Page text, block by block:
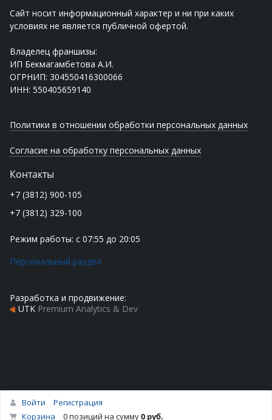
Сайт носит информационный характер и ни при каких
условиях не является публичной офертой.
Владелец франшизы:
ИП Бекмагамбетова А.И.
ОГРНИП: 304550416300066
ИНН: 550405659140
Политики в отношении обработки персональных данных
Согласие на обработку персональных данных
Контакты
+7 (3812) 900-105
+7 (3812) 329-100
Режим работы: с 07:55 до 20:05
Персональный раздел
Разработка и продвижение:
UTK Premium Analytics & Dev
Наверх
Войти
Регистрация
Корзина
0 позиций на сумму0 руб.